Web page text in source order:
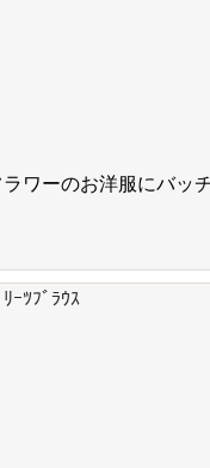
ワーのお洋服にバッ
ﾘｰﾂﾌﾞﾗｳｽ